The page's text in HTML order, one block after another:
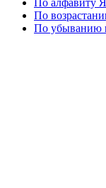
По
По убыванию